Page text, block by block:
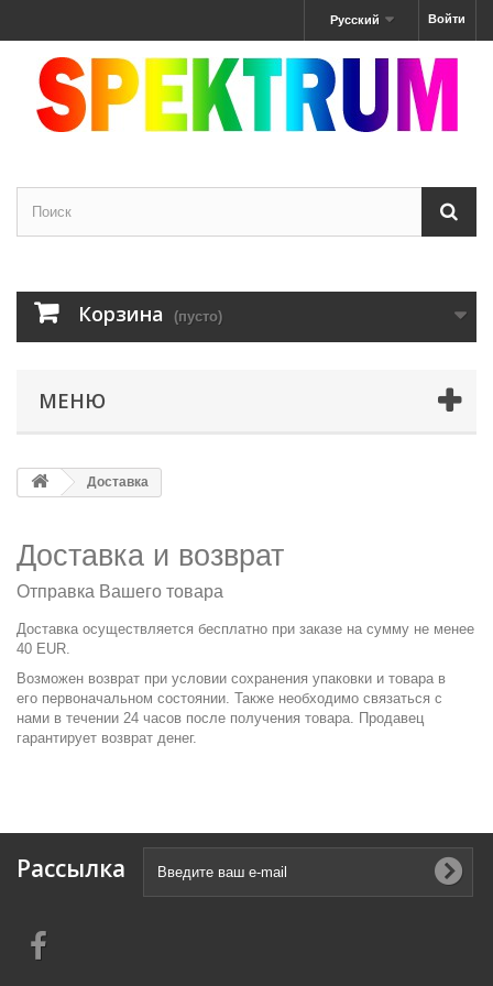
Войти
Русский
Корзина (пусто)
МЕНЮ
Доставка
Доставка и возврат
Отправка Вашего товара
Доставка осуществляется бесплатно при заказе на сумму не менее
40 EUR.
Возможен возврат при условии сохранения упаковки и товара в
его первоначальном состоянии. Также необходимо связаться с
нами в течении 24 часов после получения товара. Продавец
гарантирует возврат денег.
Рассылка